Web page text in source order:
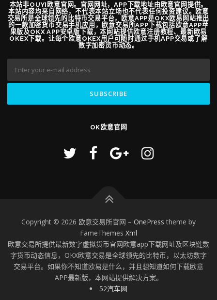
本站非OUYI欧意官网。官网网址，APP下载地址由欧意官网提供。
本站内容均来自网络，不代表本站立场也不代表任何投资建议。欧意
交易所是全球领先的比特币交易平台，欧意APP是OKX欧易网站推出
的一款加密货币交易手机应用，欧意交易所APP下载包括欧意APP苹
果版及OKX APP安卓版下载，本网站提供欧意注册教程、最新欧易
OKEX下载。让每个欧意OKEX用户可随时通过手机APP交易或了解
数字加密货币动态。
OK欧意官网
Copyright © 2026 欧意交易所官网 – OnePress theme by
FameThemes Xml
欧意交易所提供最新数字虚拟货币官网欧意app下载网址及区块链数
字货币动态信息，OKX欧意交易是全球领先的比特币，以太坊数字
交易平台。如果你不知道欧易是什么，并且想知道如何下载欧意
APP最新版，本网站提供解决方案。
52汽车网